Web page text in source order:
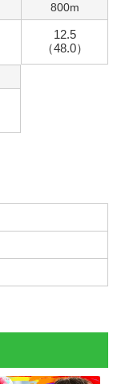
800m
12.5
（48.0）